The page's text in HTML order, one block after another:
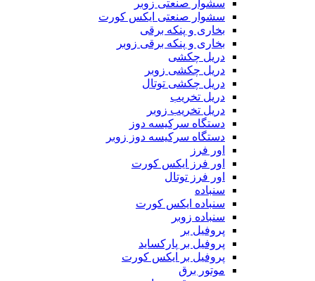
سشوار صنعتی زوبر
سشوار صنعتی ایکس کورت
بخاری و پنکه برقی
بخاری و پنکه برقی زوبر
دریل چکشی
دریل چکشی زوبر
دریل چکشی توتال
دریل تخریب
دریل تخریب زوبر
دستگاه سرکیسه دوز
دستگاه سرکیسه دوز زوبر
اور فرز
اور فرز ایکس کورت
اور فرز توتال
سنباده
سنباده ایکس کورت
سنباده زوبر
پروفیل بر
پروفیل بر پارکساید
پروفیل بر ایکس کورت
موتور برق